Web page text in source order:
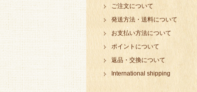
ご注文について
発送方法・送料について
お支払い方法について
ポイントについて
返品・交換について
International shipping